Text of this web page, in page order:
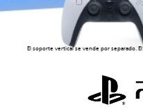
El soporte vertical se vende por separado.